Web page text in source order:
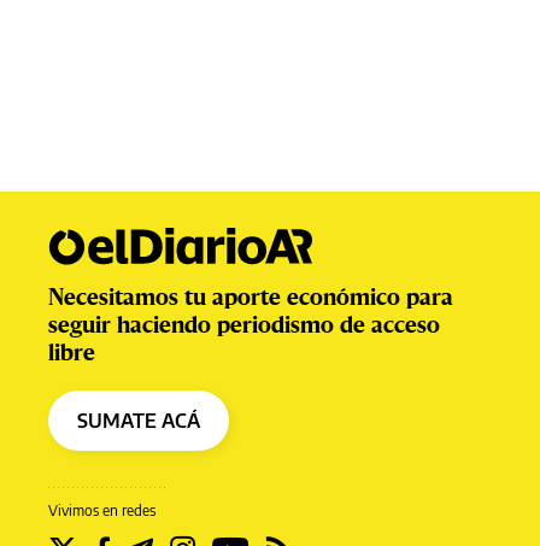
Vivimos en redes
Necesitamos tu aporte económico para
seguir haciendo periodismo de acceso
libre
SUMATE ACÁ